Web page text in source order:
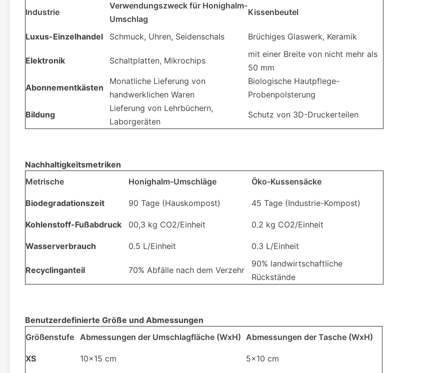
Industrie
Verwendungszweck für Honighalm-
Umschlag
Kissenbeutel
Luxus-Einzelhandel Schmuck, Uhren, Seidenschals Brüchiges Glaswerk, Keramik
Elektronik Schaltplatten, Mikrochips
mit einer Breite von nicht mehr als
50 mm
Abonnementkästen
Monatliche Lieferung von
handwerklichen Waren
Biologische Hautpflege-
Probenpolsterung
Bildung
Lieferung von Lehrbüchern,
Laborgeräten
Schutz von 3D-Druckerteilen
Nachhaltigkeitsmetriken
Metrische
Honighalm-Umschläge Öko-Kussensäcke
Biodegradationszeit 90 Tage (Hauskompost) 45 Tage (Industrie-Kompost)
Kohlenstoff-Fußabdruck 00,3 kg CO2/Einheit 0.2 kg CO2/Einheit
Wasserverbrauch 0.5 L/Einheit 0.3 L/Einheit
Recyclinganteil 70% Abfälle nach dem Verzehr
90% landwirtschaftliche
Rückstände
Benutzerdefinierte Größe und Abmessungen
Größenstufe Abmessungen der Umschlagfläche (WxH) Abmessungen der Tasche (WxH)
XS 10x15 cm 5x10 cm